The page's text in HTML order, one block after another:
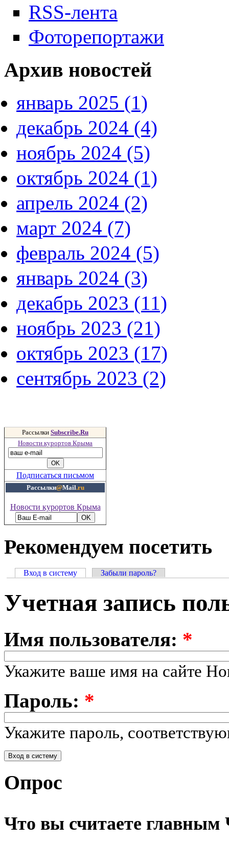
RSS-лента
Фоторепортажи
Архив новостей
январь 2025 (1)
декабрь 2024 (4)
ноябрь 2024 (5)
октябрь 2024 (1)
апрель 2024 (2)
март 2024 (7)
февраль 2024 (5)
январь 2024 (3)
декабрь 2023 (11)
ноябрь 2023 (21)
октябрь 2023 (17)
сентябрь 2023 (2)
Рассылки Subscribe.Ru
Новости курортов Крыма
Подписаться письмом
Рассылки@Mail.ru
Новости курортов Крыма
Рекомендуем посетить
Вход в систему Забыли пароль?
Учетная запись
Имя пользователя: *
Укажите ваше имя на сайте
Пароль: *
Укажите пароль,
Опрос
Что вы считаете